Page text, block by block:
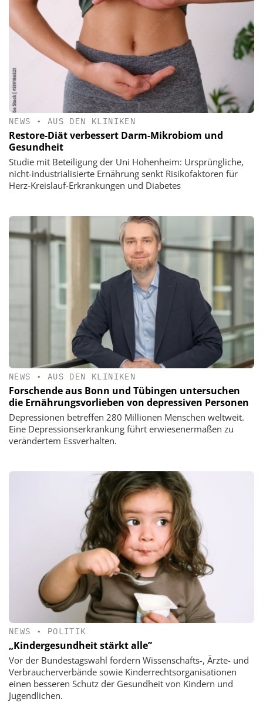
NEWS • AUS DEN KLINIKEN
Restore-Diät verbessert Darm-Mikrobiom und
Gesundheit
Studie mit Beteiligung der Uni Hohenheim: Ursprüngliche,
nicht-industrialisierte Ernährung senkt Risikofaktoren für
Herz-Kreislauf-Erkrankungen und Diabetes
NEWS • AUS DEN KLINIKEN
Forschende aus Bonn und Tübingen untersuchen
die Ernährungsvorlieben von depressiven Personen
Depressionen betreffen 280 Millionen Menschen weltweit.
Eine Depressionserkrankung führt erwiesenermaßen zu
verändertem Essverhalten.
NEWS • POLITIK
„Kindergesundheit stärkt alle”
Vor der Bundestagswahl fordern Wissenschafts-, Ärzte- und
Verbraucherverbände sowie Kinderrechtsorganisationen
einen besseren Schutz der Gesundheit von Kindern und
Jugendlichen.